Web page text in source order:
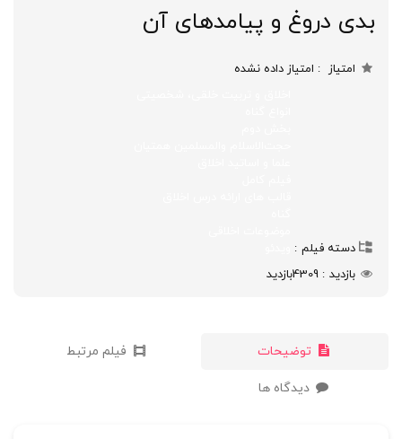
بدی دروغ و پیامدهای آن
امتیاز امتیاز داده نشده
دسته فیلم
بازدید
4309بازدید
توضیحات فیلم مرتبط
دیدگاه ها